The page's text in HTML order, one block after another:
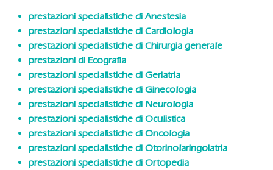
prestazioni specialistiche di Anestesia
prestazioni specialistiche di Cardiologia
prestazioni specialistiche di Chirurgia generale
prestazioni di Ecografia
prestazioni specialistiche di Geriatria
prestazioni specialistiche di Ginecologia
prestazioni specialistiche di Neurologia
prestazioni specialistiche di Oculistica
prestazioni specialistiche di Oncologia
prestazioni specialistiche di Otorinolaringoiatria
prestazioni specialistiche di Ortopedia